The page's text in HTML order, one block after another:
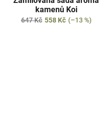
kamenů Koi
647 Kč 558 Kč (–13 %)